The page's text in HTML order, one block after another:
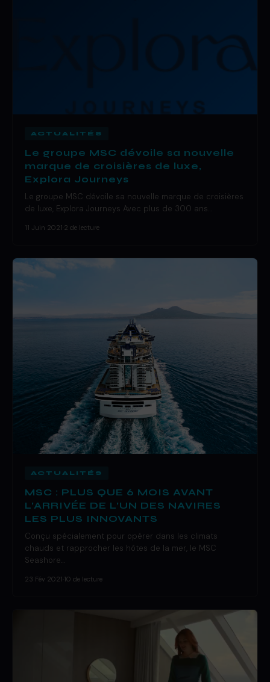
ACTUALITÉS
Le groupe MSC dévoile sa nouvelle
marque de croisières de luxe,
Explora Journeys
Le groupe MSC dévoile sa nouvelle marque de croisières
de luxe, Explora Journeys Avec plus de 300 ans…
11 Juin 2021 2 de lecture
ACTUALITÉS
MSC : PLUS QUE 6 MOIS AVANT
L’ARRIVÉE DE L’UN DES NAVIRES
LES PLUS INNOVANTS
Conçu spécialement pour opérer dans les climats
chauds et rapprocher les hôtes de la mer, le MSC
Seashore…
23 Fév 2021 10 de lecture